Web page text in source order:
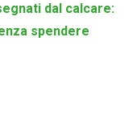
dal calcare:
spendere